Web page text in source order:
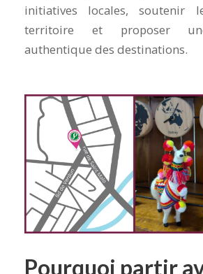
initiatives locales, soutenir
territoire et proposer
authentique des destinations.
Pourquoi partir